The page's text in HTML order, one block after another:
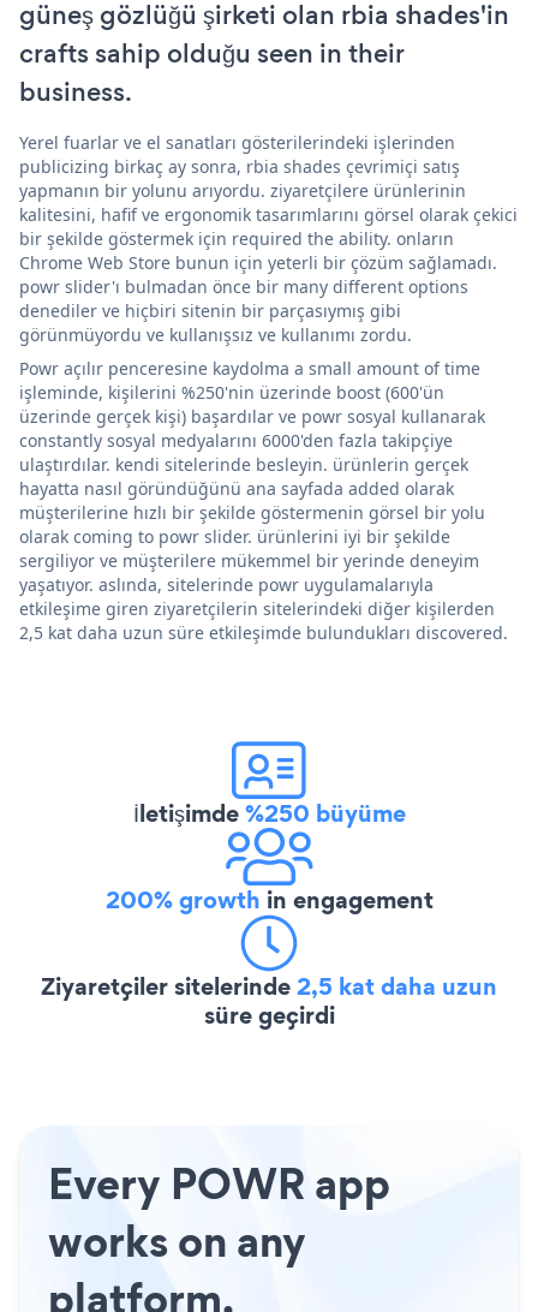
güneş gözlüğü şirketi olan rbia shades'in
crafts sahip olduğu seen in their
business.
Yerel fuarlar ve el sanatları gösterilerindeki işlerinden
publicizing birkaç ay sonra, rbia shades çevrimiçi satış
yapmanın bir yolunu arıyordu. ziyaretçilere ürünlerinin
kalitesini, hafif ve ergonomik tasarımlarını görsel olarak çekici
bir şekilde göstermek için required the ability. onların
Chrome Web Store bunun için yeterli bir çözüm sağlamadı.
powr slider'ı bulmadan önce bir many different options
denediler ve hiçbiri sitenin bir parçasıymış gibi
görünmüyordu ve kullanışsız ve kullanımı zordu.
Powr açılır penceresine kaydolma a small amount of time
işleminde, kişilerini %250'nin üzerinde boost (600'ün
üzerinde gerçek kişi) başardılar ve powr sosyal kullanarak
constantly sosyal medyalarını 6000'den fazla takipçiye
ulaştırdılar. kendi sitelerinde besleyin. ürünlerin gerçek
hayatta nasıl göründüğünü ana sayfada added olarak
müşterilerine hızlı bir şekilde göstermenin görsel bir yolu
olarak coming to powr slider. ürünlerini iyi bir şekilde
sergiliyor ve müşterilere mükemmel bir yerinde deneyim
yaşatıyor. aslında, sitelerinde powr uygulamalarıyla
etkileşime giren ziyaretçilerin sitelerindeki diğer kişilerden
2,5 kat daha uzun süre etkileşimde bulundukları discovered.
İletişimde%250 büyüme
200% growth in engagement
Ziyaretçiler sitelerinde2,5 kat daha uzun
süre geçirdi
Every POWR app
works on any
platform.